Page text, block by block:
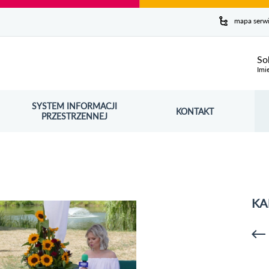
mapa
SYSTEM INFORMACJI
PRZESTRZENNEJ
OTWORZY SIĘ W NOWYM OKNIE KONTAKT